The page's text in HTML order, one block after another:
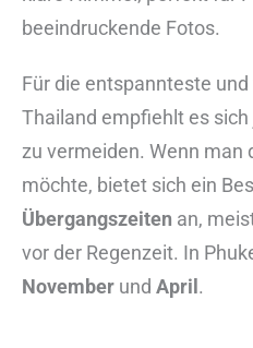
beeindruckende Fotos.
Für die entspannteste
Thailand empfiehlt es
zu vermeiden. Wenn man
möchte, bietet sich ein
Übergangszeiten an,
vor der Regenzeit. In
November und April .